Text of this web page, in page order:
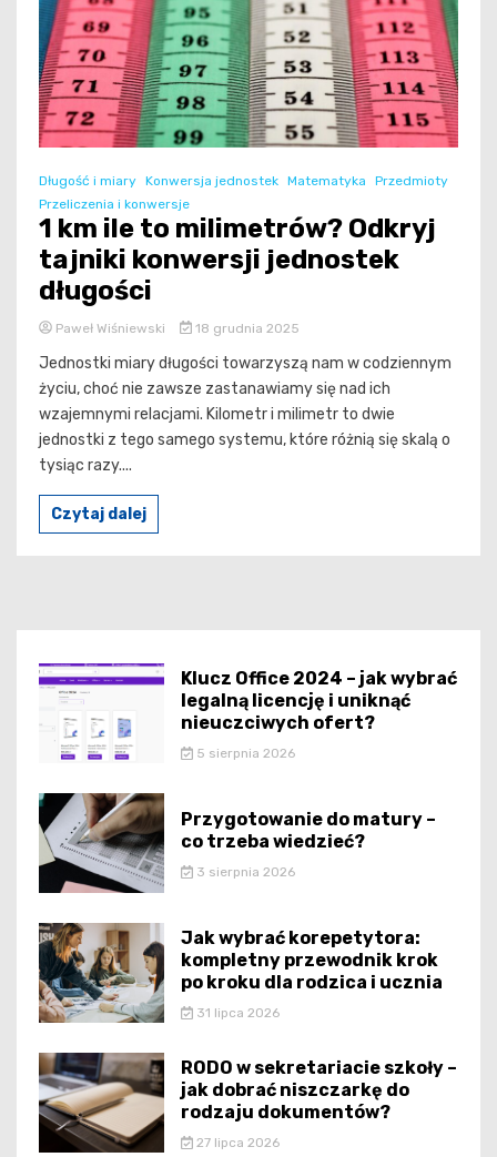
Długość i miary Konwersja jednostek Matematyka
Przedmioty
Przeliczenia i konwersje
1 km ile to milimetrów? Odkryj
tajniki konwersji jednostek
długości
Paweł Wiśniewski 18 grudnia 2025
Jednostki miary długości towarzyszą nam w codziennym
życiu, choć nie zawsze zastanawiamy się nad ich
wzajemnymi relacjami. Kilometr i milimetr to dwie
jednostki z tego samego systemu, które różnią się skalą o
tysiąc razy....
Czytaj dalej
Klucz Office 2024 – jak wybrać
legalną licencję i uniknąć
nieuczciwych ofert?
5 sierpnia 2026
Przygotowanie do matury –
co trzeba wiedzieć?
3 sierpnia 2026
Jak wybrać korepetytora:
kompletny przewodnik krok
po kroku dla rodzica i ucznia
31 lipca 2026
RODO w sekretariacie szkoły –
jak dobrać niszczarkę do
rodzaju dokumentów?
27 lipca 2026